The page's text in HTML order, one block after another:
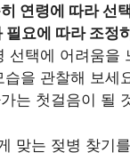
연령에 따라 선
필요에 따라 조정
선택에 어려움을
을 관찰해 보세
는 첫걸음이 될
맞는 젖병 찾기